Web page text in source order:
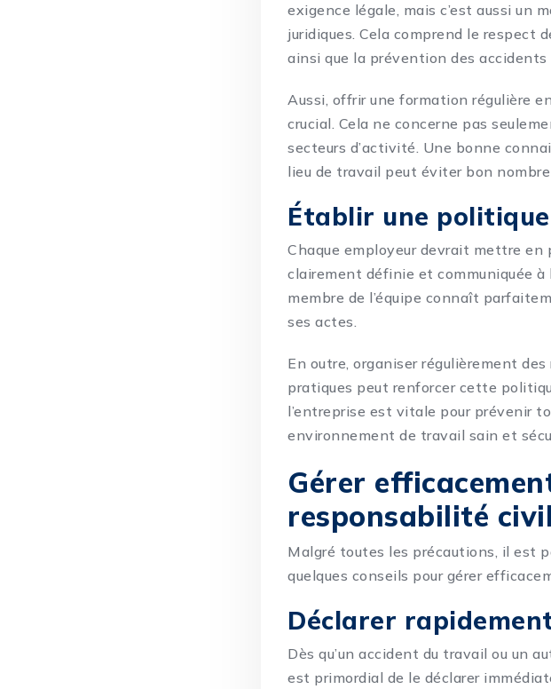
exigence légale, mais c’est aussi un
juridiques. Cela comprend le respect
ainsi que la prévention des
Aussi, offrir une formation régulière
crucial. Cela ne concerne pas
secteurs d’activité. Une bonne
lieu de travail peut éviter bon nombre
Établir une
Chaque employeur devrait mettre
clairement définie et communiquée à
membre de l’équipe connaît
ses actes.
En outre, organiser régulièrement
pratiques peut renforcer cette
l’entreprise est vitale pour prévenir
environnement de travail sain et
Gérer
responsabilité
Malgré toutes les précautions, il est
quelques conseils pour gérer
Déclarer
Dès qu’un accident du travail ou un
est primordial de le déclarer